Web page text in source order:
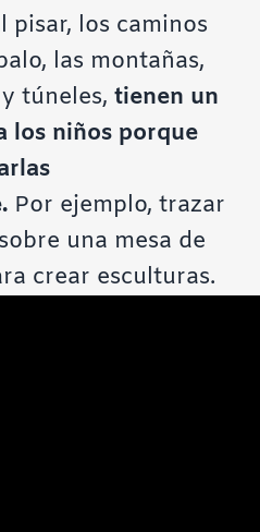
pisar, los caminos
las montañas,
túneles, tienen un
los niños porque
Por ejemplo, trazar
una mesa de
crear esculturas.